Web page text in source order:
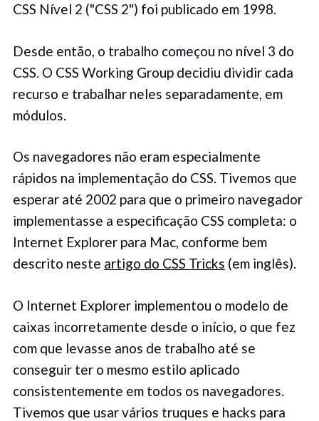
CSS Nível 2 ("CSS 2") foi publicado em 1998.
Desde então, o trabalho começou no nível 3 do
CSS. O CSS Working Group decidiu dividir cada
recurso e trabalhar neles separadamente, em
módulos.
Os navegadores não eram especialmente
rápidos na implementação do CSS. Tivemos que
esperar até 2002 para que o primeiro navegador
implementasse a especificação CSS completa: o
Internet Explorer para Mac, conforme bem
descrito neste artigo do CSS Tricks (em inglês).
O Internet Explorer implementou o modelo de
caixas incorretamente desde o início, o que fez
com que levasse anos de trabalho até se
conseguir ter o mesmo estilo aplicado
consistentemente em todos os navegadores.
Tivemos que usar vários truques e hacks para